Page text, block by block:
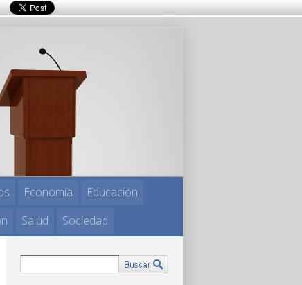
Economía
Educación
Salud Sociedad